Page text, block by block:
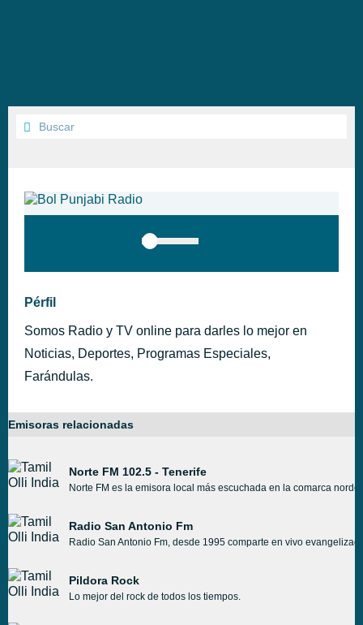
Pérfil
Somos Radio y TV online para darles lo mejor en
Noticias, Deportes, Programas Especiales,
Farándulas.
Emisoras relacionadas
Norte FM 102.5 - Tenerife
Norte FM es la emisora local más escuchada en la comarca
Radio San Antonio Fm
Radio San Antonio Fm, desde 1995 comparte en vivo
Pildora Rock
Lo mejor del rock de todos los tiempos.